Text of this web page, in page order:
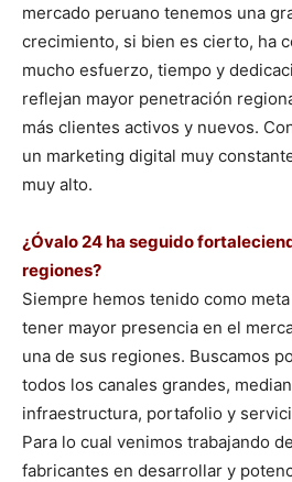
mercado peruano tenemos una
crecimiento, si bien es cierto, ha
mucho esfuerzo, tiempo y
reflejan mayor penetración
más clientes activos y nuevos.
un marketing digital muy
muy alto.
¿Óvalo 24 ha seguido
regiones?
Siempre hemos tenido como
tener mayor presencia en el
una de sus regiones. Buscamos
todos los canales grandes,
infraestructura, portafolio y
Para lo cual venimos trabajando
fabricantes en desarrollar y